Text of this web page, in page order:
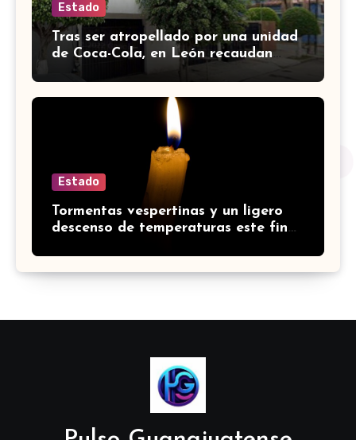
Estado
Tras ser atropellado por una unidad
de Coca-Cola, en León recaudan
fondos para salvar a perrito de
edad avanzada
Estado
Tormentas vespertinas y un ligero
descenso de temperaturas este fin